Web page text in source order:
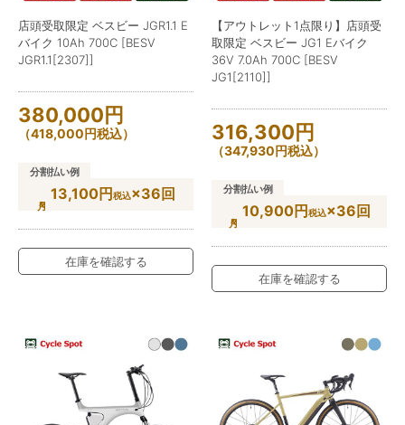
店頭受取限定 ベスビー JGR1.1 E
バイク 10Ah 700C [BESV
JGR1.1[2307]]
380,000円
（418,000円税込）
分割払い例
13,100円税込×36回
在庫を確認する
【アウトレット1点限り】店頭受
取限定 ベスビー JG1 Eバイク
36V 7.0Ah 700C [BESV
JG1[2110]]
316,300円
（347,930円税込）
分割払い例
10,900円税込×36回
在庫を確認する